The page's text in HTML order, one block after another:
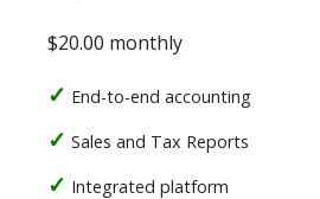
$20.00 monthly
End-to-end accounting
Sales and Tax Reports
Integrated platform